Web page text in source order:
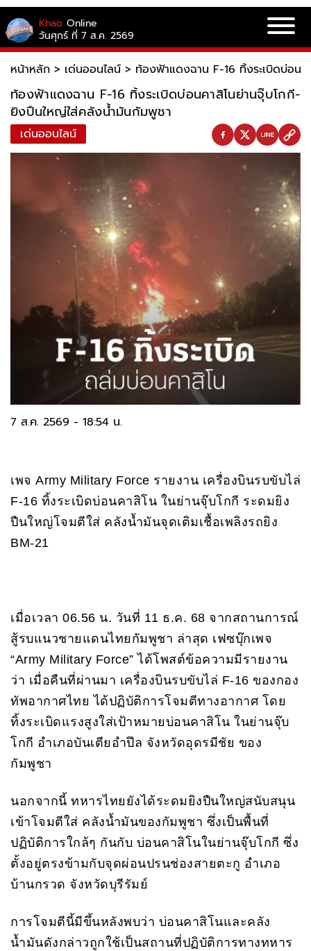
Khao Online
วันศุกร์ ที่ 7 ส.ค. 2569
หน้าหลัก > เด่นออนไลน์ > ท้องฟ้าแดงฉาน F-16 ทิ้งระเบิดบ่อน
ท้องฟ้าแดงฉาน F-16 ทิ้งระเบิดบ่อนคาสิโนย่านจุ๊บโกกี-
ยิงปืนใหญ่ใส่คลังน้ำมันกัมพูชา
เด่นออนไลน์
7 ส.ค. 2569 - 18:54 น.
เพจ Army Military Force รายงาน เครื่องบินรบขับไล่
F-16 ทิ้งระเบิดบ่อนคาสิโน ในย่านจุ๊บโกกี ระดมยิง
ปืนใหญ่โจมตีใส่ คลังน้ำมันจุดเติมเชื้อเพลิงรถยิง
BM-21
เมื่อเวลา 06.56 น. วันที่ 11 ธ.ค. 68 จากสถานการณ์
สู้รบแนวชายแดนไทยกัมพูชา ล่าสุด เฟซบุ๊กเพจ
“Army Military Force” ได้โพสต์ข้อความมีรายงาน
ว่า เมื่อคืนที่ผ่านมา เครื่องบินรบขับไล่ F-16 ของกอง
ทัพอากาศไทย ได้ปฏิบัติการโจมตีทางอากาศ โดย
ทิ้งระเบิดแรงสูงใส่เป้าหมายบ่อนคาสิโน ในย่านจุ๊บ
โกกี อำเภอบันเตียอำปึล จังหวัดอุดรมีชัย ของ
กัมพูชา
นอกจากนี้ ทหารไทยยังได้ระดมยิงปืนใหญ่สนับสนุน
เข้าโจมตีใส่ คลังน้ำมันของกัมพูชา ซึ่งเป็นพื้นที่
ปฏิบัติการใกล้ๆ กันกับ บ่อนคาสิโนในย่านจุ๊บโกกี ซึ่ง
ตั้งอยู่ตรงข้ามกับจุดผ่อนปรนช่องสายตะกู อำเภอ
บ้านกรวด จังหวัดบุรีรัมย์
การโจมตีนี้มีขึ้นหลังพบว่า บ่อนคาสิโนและคลัง
น้ำมันดังกล่าวถูกใช้เป็นสถานที่ปฏิบัติการทางทหาร